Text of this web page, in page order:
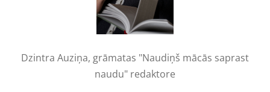
Dzintra Auziņa, grāmatas "Naudiņš mācās saprast
naudu" redaktore